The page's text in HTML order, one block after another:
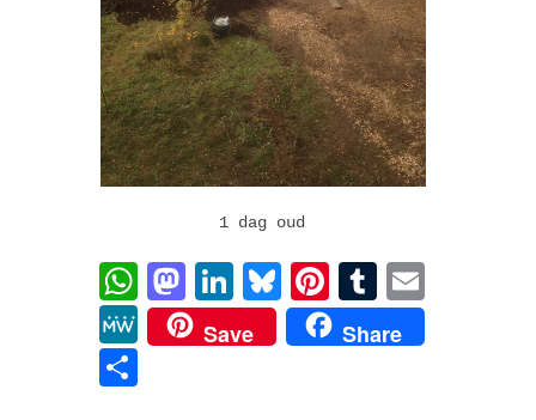
1 dag oud
WhatsApp
Mastodon
LinkedIn
Bluesky
Pinterest
Tumblr
MeWeSave Share